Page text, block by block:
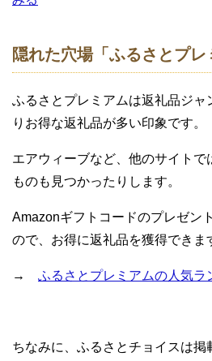
隠れた穴場「ふるさとプレ
ふるさとプレミアムは返礼品ジャ
りお得な返礼品が多い印象です。
エアウィーブなど、他のサイトで
ものも見つかったりします。
Amazonギフトコードのプレゼン
ので、お得に返礼品を獲得できま
→ ふるさとプレミアムの人気ラ
ちなみに、ふるさとチョイスは掲